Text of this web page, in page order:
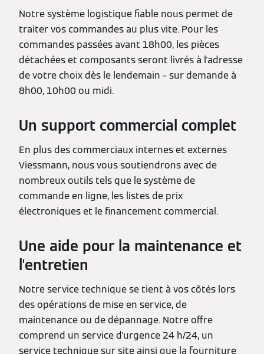
Notre système logistique fiable nous permet de
traiter vos commandes au plus vite. Pour les
commandes passées avant 18h00, les pièces
détachées et composants seront livrés à l'adresse
de votre choix dès le lendemain – sur demande à
8h00, 10h00 ou midi.
Un support commercial complet
En plus des commerciaux internes et externes
Viessmann, nous vous soutiendrons avec de
nombreux outils tels que le système de
commande en ligne, les listes de prix
électroniques et le financement commercial.
Une aide pour la maintenance et
l'entretien
Notre service technique se tient à vos côtés lors
des opérations de mise en service, de
maintenance ou de dépannage. Notre offre
comprend un service d'urgence 24 h/24, un
service technique sur site ainsi que la fourniture